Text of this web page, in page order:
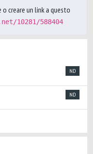
creare un link a questo
10281/588404
ND
ND